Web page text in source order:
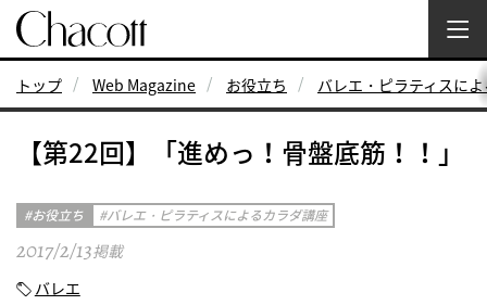
トップ Web Magazine お役立ち バレエ・ピラティスに
【第22回】「進めっ！骨盤底筋！！」
お役立ち バレエ・ピラティスによるカラダ講座
2017/2/13掲載
バレエ